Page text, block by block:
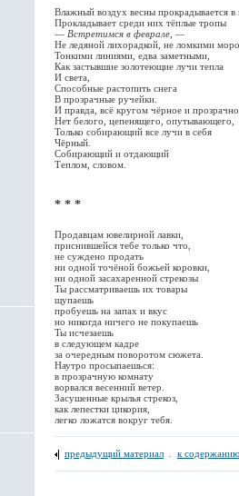
Влажный воздух весны прокрадывается в
Прокладывает среди них тёплые тропы
— Встретимся в феврале, —
Не ледяной лихорадкой, не ломкими
Тонкими линиями, едва заметными,
Как застывшие золотеющие лучи тепла
И света,
Способные растопить снега
В прозрачные ручейки.
И правда, всё кругом чёрное и
Нет белого, цепенящего, опутывающего,
Только собирающий все лучи в себя
Чёрный.
Собирающий и отдающий
Теплом, словом.
* * *
Продавцам ювелирной лавки,
приснившейся тебе только что,
не суждено продать
ни одной точёной божьей коровки,
ни одной засахаренной стрекозы
Ты рассматриваешь их товары
щупаешь
пробуешь на запах и вкус
но никогда ничего не покупаешь
Ты исчезаешь
в следующем кадре
за очередным поворотом сюжета.
Наутро просыпаешься:
в прозрачную комнату
ворвался весенний ветер.
Засушенные крылья стрекоз,
как лепестки цикория,
легко ложатся вокруг тебя.
предыдущий материал к